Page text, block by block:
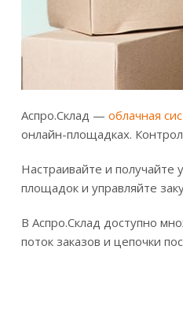
Аспро.Склад — облачная
онлайн-площадках.
Настраивайте и получайте
площадок и управляйте
В Аспро.Склад доступно
поток заказов и цепочки